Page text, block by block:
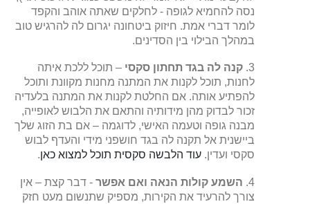
נסה להחמיא לגופה - לחלקים שאתה אוהב והקפד
לומר דברי אמת. חיזוק ביטחונה יגרום לה להרגיש טוב
במהלך הבילוי בין הסדינים.
3. קנה לה בגד תחתון סקסי – תוכל ללכת איתה
לחנות, תוכל לקנות את המתנה מחנות מקוונת ותוכל
להפתיע אותה. אם החלטת לקנות את המתנה בלעדיה
זכור לבדוק מהן מידותיה והתאם את הלבוש לאופייה,
מבנה גופה וטעמה האישי, לדוגמה – אם בת הזוג שלך
ביישנית אל תקנה לה בגד חושפני מידי והעדף לבוש
סקסי ועדין. עוד הלבשה סקסית תוכל למצוא כאן.
4. השמע קולות הנאה ואם אפשר - דבר קצת – אין
צורך להרעיד את הקירות, מספיק שתנשום מעט חזק